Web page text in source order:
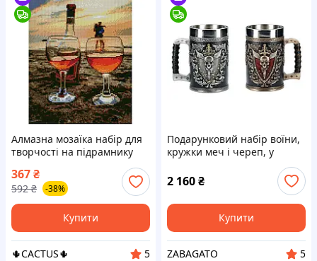
Алмазна мозаїка набір для
творчості на підрамнику
"Захід в келиху" 30х40 см,
середня складність, 25
кольорів, 18+
367₴
592 ₴ -38%
Купити
🌵CACTUS🌵
5
Подарунковий набір воїни,
кружки меч і череп, у
черепами двох кольорів по
500 мл
2 160₴
Купити
ZABAGATO
5